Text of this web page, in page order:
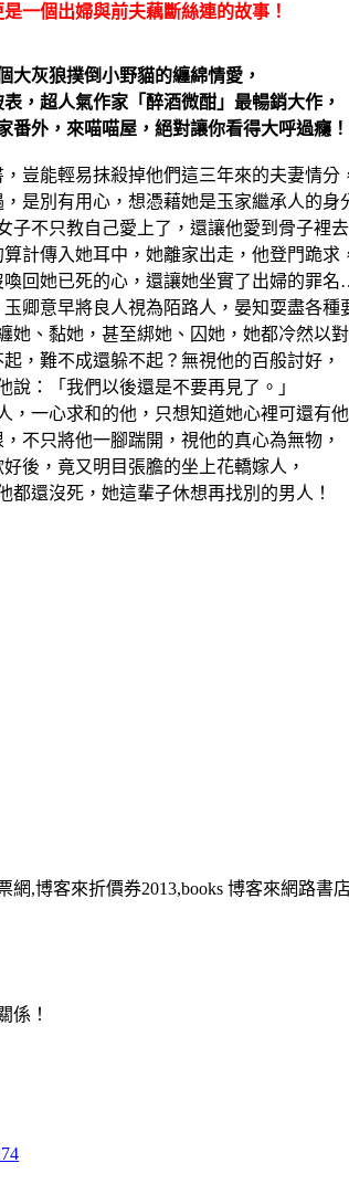
一個出婦與前夫藕斷絲連的故事！
大灰狼撲倒小野貓的纏綿情愛，
表，超人氣作家「醉酒微酣」最暢銷大作，
番外，來喵喵屋，絕對讓你看得大呼過癮！
豈能輕易抹殺掉他們這三年來的夫妻情分
是別有用心，想憑藉她是玉家繼承人的身
子不只教自己愛上了，還讓他愛到骨子裡去
計傳入她耳中，她離家出走，他登門跪求
喚回她已死的心，還讓她坐實了出婦的罪
卿意早將良人視為陌路人，晏知耍盡各種
她、黏她，甚至綁她、囚她，她都冷然以對
，難不成還躲不起？無視他的百般討好，
說：「我們以後還是不要再見了。」
，一心求和的他，只想知道她心裡可還有他
不只將他一腳踹開，視他的真心為無物，
後，竟又明目張膽的坐上花轎嫁人，
都還沒死，她這輩子休想再找別的男人！
,博客來折價券2013,books 博客來網路書
係！